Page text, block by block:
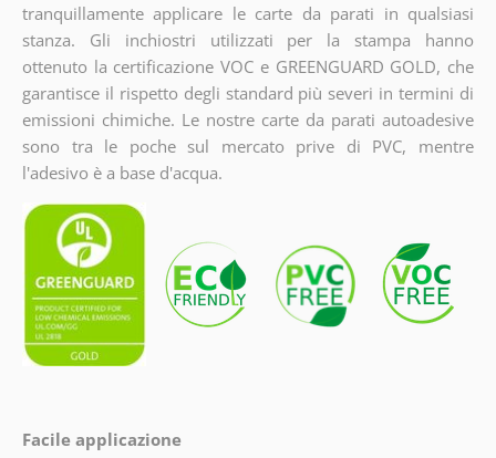
tranquillamente applicare le carte da parati in qualsiasi
stanza. Gli inchiostri utilizzati per la stampa hanno
ottenuto la certificazione VOC e GREENGUARD GOLD, che
garantisce il rispetto degli standard più severi in termini di
emissioni chimiche. Le nostre carte da parati autoadesive
sono tra le poche sul mercato prive di PVC, mentre
l'adesivo è a base d'acqua.
Facile applicazione